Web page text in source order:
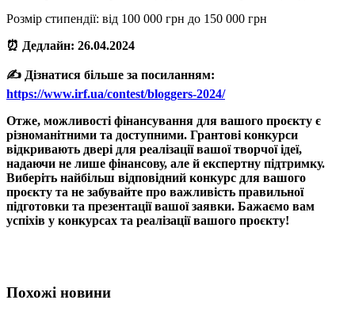
Розмір стипендії: від 100 000 грн до 150 000 грн
⏰ Дедлайн: 26.04.2024
✍️ Дізнатися більше за посиланням:
https://www.irf.ua/contest/bloggers-2024/
Отже, можливості фінансування для вашого проєкту є
різноманітними та доступними. Грантові конкурси
відкривають двері для реалізації вашої творчої ідеї,
надаючи не лише фінансову, але й експертну підтримку.
Виберіть найбільш відповідний конкурс для вашого
проєкту та не забувайте про важливість правильної
підготовки та презентації вашої заявки. Бажаємо вам
успіхів у конкурсах та реалізації вашого проєкту!
Похожі новини